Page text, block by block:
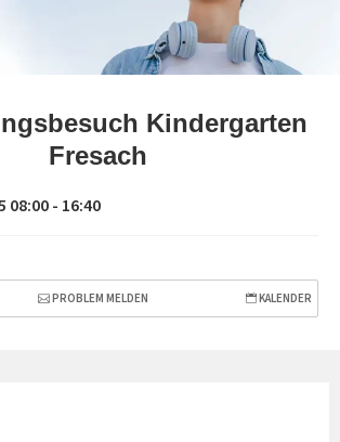
Kindergarten
Fresach
08:00 - 16:40
PROBLEM MELDEN KALENDER